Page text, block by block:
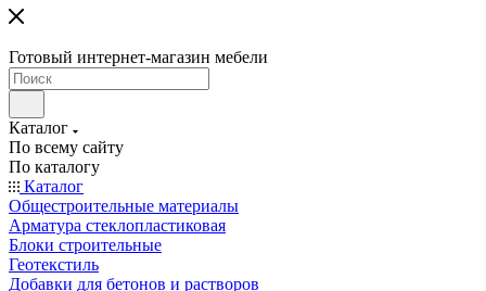
Готовый интернет-магазин мебели
Каталог
По всему сайту
По каталогу
Каталог
Общестроительные материалы
Арматура стеклопластиковая
Блоки строительные
Геотекстиль
Добавки для бетонов и растворов